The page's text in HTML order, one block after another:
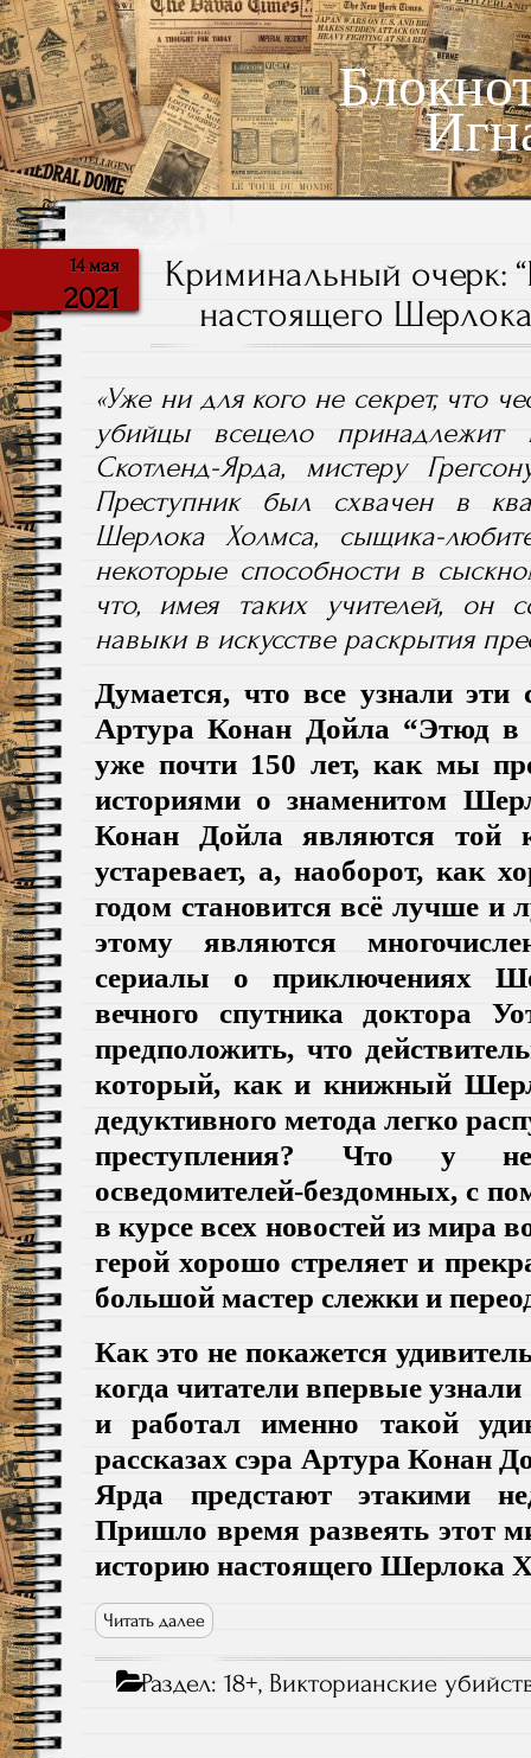
14 мая
2021
Криминальный очерк:
настоящего
«Уже ни для кого не секрет, что
убийцы всецело
Скотленд-Ярда, мистеру
Преступник был схвачен в
Шерлока Холмса, сыщика-
некоторые способности в
что, имея таких учителей, он
навыки в искусстве раскрытия
Думается, что все узнали эти
Артура Конан Дойла “Этюд в
уже почти 150 лет, как мы
историями о знаменитом
Конан Дойла являются той
устаревает, а, наоборот, как
годом становится всё лучше и
этому являются
сериалы о приключениях
вечного спутника доктора
предположить, что
который, как и книжный
дедуктивного метода легко
преступления? Что у
осведомителей-бездомных, с
в курсе всех новостей из
герой хорошо стреляет и
большой мастер слежки и
Как это не покажется
когда читатели впервые
и работал именно такой
рассказах сэра Артура Конан
Ярда предстают этакими
Пришло время развеять этот
историю настоящего Шерлока
Читать далее
Раздел:18+, Викторианские